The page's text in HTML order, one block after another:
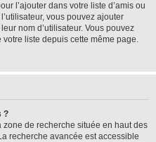
l’ajouter dans votre liste d’amis ou
vous pouvez ajouter
nom d’utilisateur. Vous pouvez
liste depuis cette même page.
?
de recherche située en haut des
recherche avancée est accessible